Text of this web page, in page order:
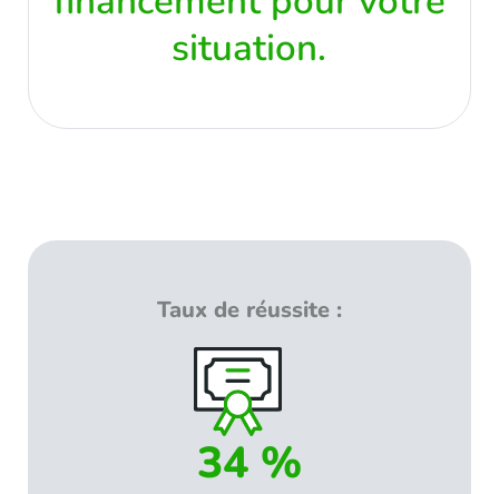
situation.
Taux de réussite :
34 %